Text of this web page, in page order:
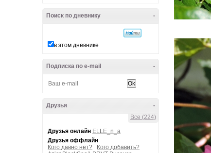
-
Поиск по дневнику
в этом дневнике
-
Подписка по e-mail
-
Друзья
Все (224)
Друзья онлайн ELLE_n_a
Друзья оффлайн
Кого давно нет?
Кого добавить?